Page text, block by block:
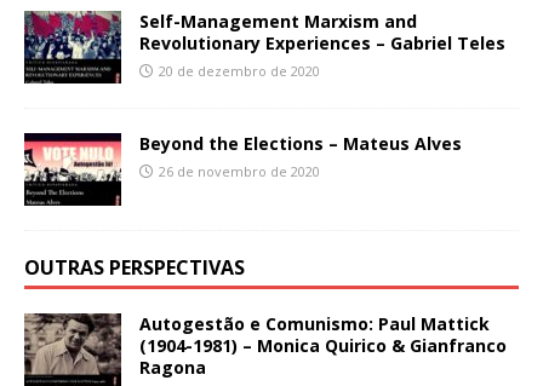
Self-Management Marxism and
Revolutionary Experiences – Gabriel Teles
20 de dezembro de 2020
Beyond the Elections – Mateus Alves
26 de novembro de 2020
OUTRAS PERSPECTIVAS
Autogestão e Comunismo: Paul Mattick
(1904-1981) – Monica Quirico & Gianfranco
Ragona